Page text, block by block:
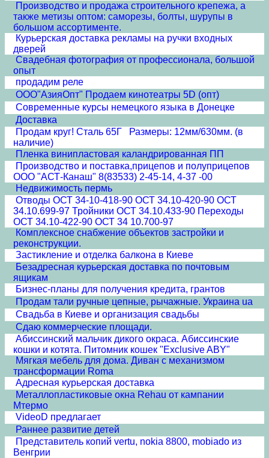
Производство и продажа строительного крепежа, а
также метизы оптом: саморезы, болты, шурупы в
большом ассортименте.
Курьерская доставка рекламы на ручки входных
дверей
Свадебная фотография от профессионала, большой
опыт
продадим реле
ООО"АзияОпт" Продаем кинотеатры 5D (опт)
Современные курсы немецкого языка в Донецке
Доставка
Продам круг! Сталь 65Г Размеры: 12мм/630мм. (в
наличие)
Пленка винипластовая каландрированная ПП
Производство и поставка,прицепов и полуприцепов
ООО "АСТ-Канаш" 8(83533) 2-45-14, 4-37 -00
Недвижимость пермь
Отводы ОСТ 34-10-418-90 ОСТ 34.10-420-90 ОСТ
34.10.699-97 Тройники ОСТ 34.10.433-90 Переходы
ОСТ 34.10-422-90 ОСТ 34 10.700-97
Комплексное снабжение объектов застройки и
реконструкции.
Застикление и отделка балкона в Киеве
Безадресная курьерская доставка по почтовым
ящикам
Бизнес-планы для получения кредита, грантов
Продам тали ручные цепные, рычажные. Украина ua
Свадьба в Киеве и организация свадьбы
Сдаю коммерческие площади.
Абиссинский мальчик дикого окраса. Абиссинские
кошки и котята. Питомник кошек "Exclusive ABY"
Мягкая мебель для дома. Диван с механизмом
трансформации Roma
Адресная курьерская доставка
Металлопластиковые окна Rehau от кампании
Мтермо
VideoD предлагает
Раннее развитие детей
Представитель копий vertu, nokia 8800, mobiado из
Венгрии